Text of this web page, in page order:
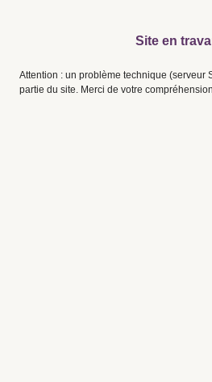
Site en
Attention : un problème technique (serveur
partie du site. Merci de votre compréhension.